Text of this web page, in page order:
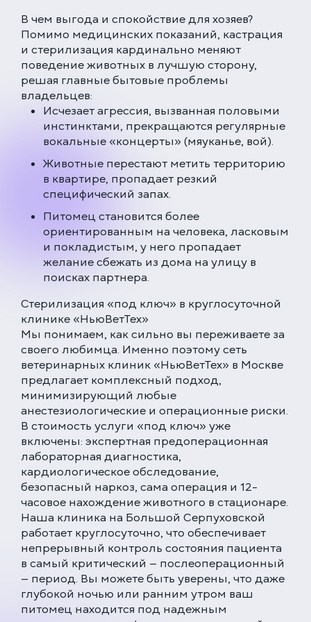
В чем выгода и спокойствие для хозяев?
Помимо медицинских показаний, кастрация
и стерилизация кардинально меняют
поведение животных в лучшую сторону,
решая главные бытовые проблемы
владельцев:
Исчезает агрессия, вызванная половыми
инстинктами, прекращаются регулярные
вокальные «концерты» (мяуканье, вой).
Животные перестают метить территорию
в квартире, пропадает резкий
специфический запах.
Питомец становится более
ориентированным на человека, ласковым
и покладистым, у него пропадает
желание сбежать из дома на улицу в
поисках партнера.
Стерилизация «под ключ» в круглосуточной
клинике «НьюВетТех»
Мы понимаем, как сильно вы переживаете за
своего любимца. Именно поэтому сеть
ветеринарных клиник «НьюВетТех» в Москве
предлагает комплексный подход,
минимизирующий любые
анестезиологические и операционные риски.
В стоимость услуги «под ключ» уже
включены: экспертная предоперационная
лабораторная диагностика,
кардиологическое обследование,
безопасный наркоз, сама операция и 12-
часовое нахождение животного в стационаре.
Наша клиника на Большой Серпуховской
работает круглосуточно, что обеспечивает
непрерывный контроль состояния пациента
в самый критический — послеоперационный
— период. Вы можете быть уверены, что даже
глубокой ночью или ранним утром ваш
питомец находится под надежным